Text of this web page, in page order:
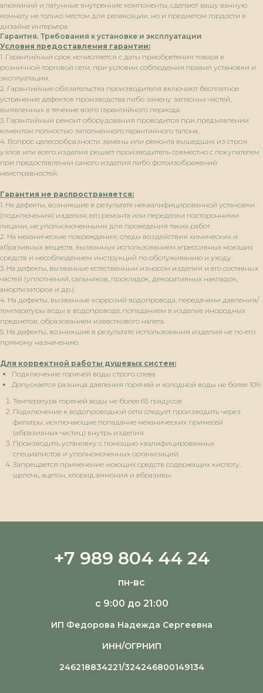
алюминий и латунные внутренние компоненты, сделают вашу ванную
комнату не только местом для релаксации, но и предметом гордости в
дизайне интерьера.
Гарантия. Требования к установке и эксплуатации
Условия предоставления гарантии:
1. Гарантийный срок исчисляется с даты приобретения товара в
розничной торговой сети, при условии соблюдения правил установки и
эксплуатации.
2. Гарантийные обязательства производителя включают бесплатное
устранение дефектов производства либо замену запасных частей,
выявленных в течение всего гарантийного периода.
3. Гарантийный ремонт оборудования проводится при предъявлении
клиентом полностью заполненного гарантийного талона.
4. Вопрос целесообразности замены или ремонта вышедших из строя
узлов или всего изделия решает производитель совместно с покупателем
при предоставлении самого изделия либо фотоизображений
неисправностей.
Гарантия не распространяется:
1. На дефекты, возникшие в результате неквалифицированной установки
(подключения) изделия, его ремонта или переделки посторонними
лицами, не уполномоченными для проведения таких работ.
2. На механические повреждения, следы воздействия химических и
абразивных веществ, вызванных использованием агрессивных моющих
средств и несоблюдением инструкций по обслуживанию и уходу.
3. На дефекты, вызванные естественным износом изделия и его составных
частей (уплотнений, сальников, прокладок, декоративных накладок,
амортизаторов и др.).
4. На дефекты, вызванные коррозий водопровода, передачами давления/
температуры воды в водопроводе, попаданием в изделие инородных
предметов, образованием известкового налета.
5. На дефекты, возникшие в результате использования изделия не по его
прямому назначению.
Для корректной работы душевых систем:
Подключение горячей воды строго слева
Допускается разница давления горячей и холодной воды не более 10%
Температура горячей воды не более 65 градусов
Подключение к водопроводной сети следует производить через
фильтры, исключающие попадание механических примесей
(абразивных частиц) внутрь изделия.
Производить установку с помощью квалифицированных
специалистов и уполномоченных организаций.
Запрещается применение моющих средств содержащих кислоту,
щелочь, ацетон, хлорид аммония и абразивы.
+7 989 804 44 24
пн-вс
с 9:00 до 21:00
ИП Федорова Надежда Сергеевна
ИНН/ОГРНИП
246218834221/324246800149134